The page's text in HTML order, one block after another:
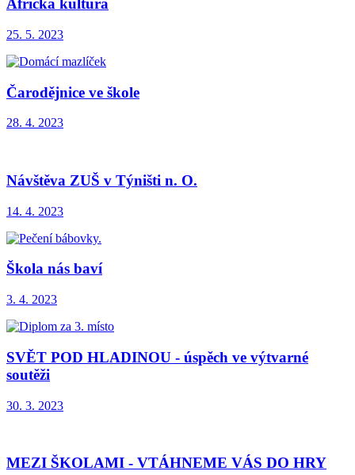
Africká kultura
25. 5. 2023
Čarodějnice ve škole
28. 4. 2023
Návštěva ZUŠ v Týništi n. O.
14. 4. 2023
Škola nás baví
3. 4. 2023
SVĚT POD HLADINOU - úspěch ve výtvarné
soutěži
30. 3. 2023
MEZI ŠKOLAMI - VTÁHNEME VÁS DO HRY